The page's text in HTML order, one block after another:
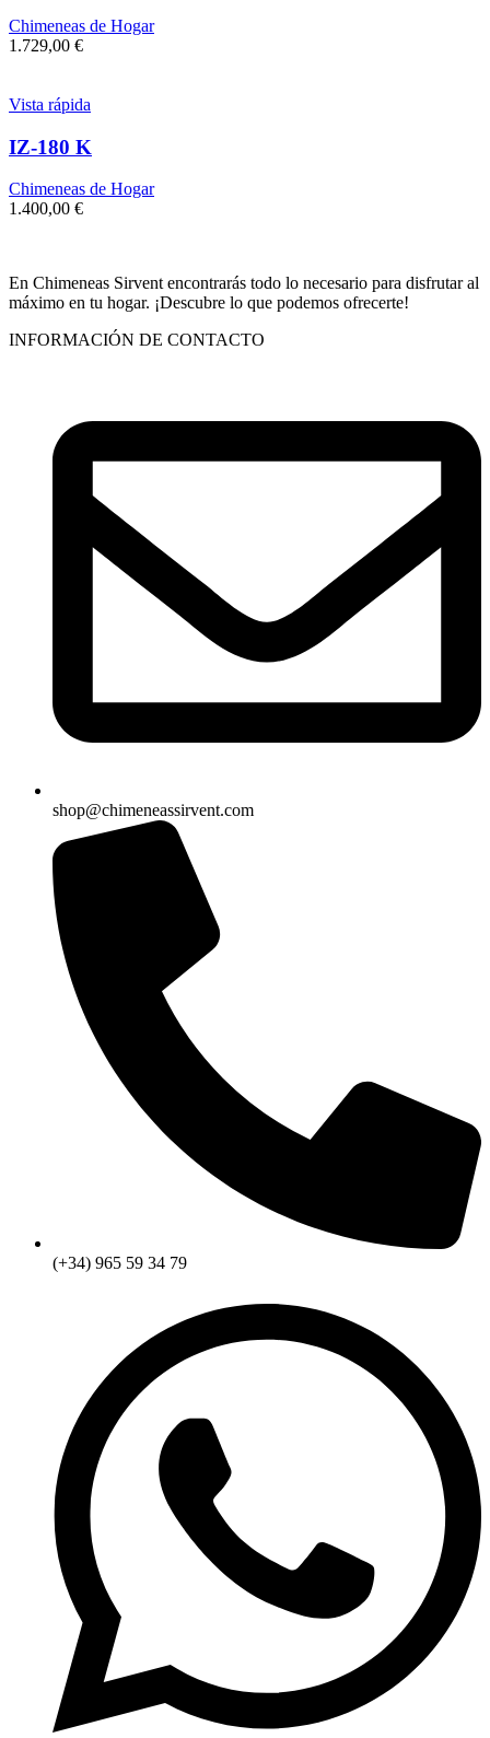
Chimeneas de Hogar
1.729,00 €
Vista rápida
IZ-180 K
Chimeneas de Hogar
1.400,00 €
En Chimeneas Sirvent encontrarás todo lo necesario para disfrutar al
máximo en tu hogar. ¡Descubre lo que podemos ofrecerte!
INFORMACIÓN DE CONTACTO
shop@chimeneassirvent.com
(+34) 965 59 34 79